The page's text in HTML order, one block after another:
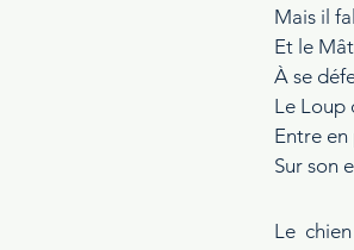
Mais il
Et le
À se
Le Loup
Entre
Sur son
Le